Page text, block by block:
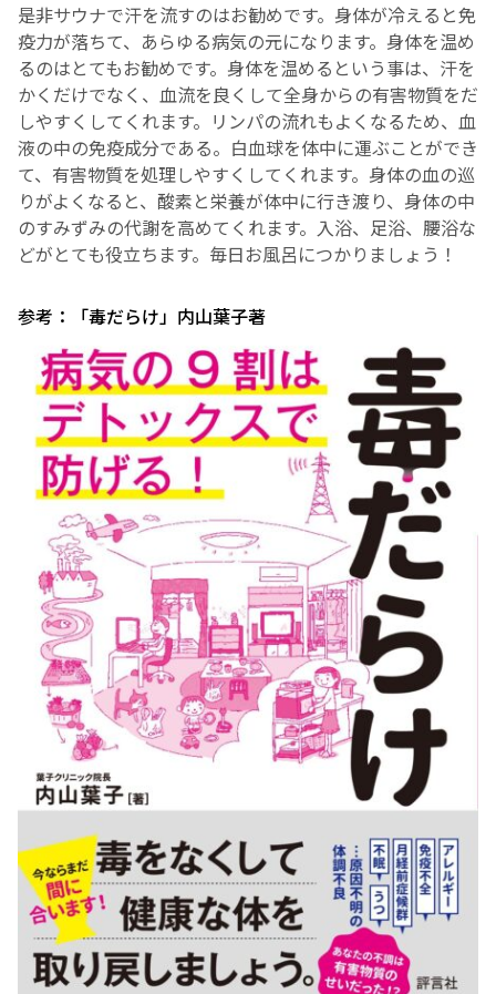
是非サウナで汗を流すのはお勧めです。身体が冷えると免
疫力が落ちて、あらゆる病気の元になります。身体を温め
るのはとてもお勧めです。身体を温めるという事は、汗を
かくだけでなく、血流を良くして全身からの有害物質をだ
しやすくしてくれます。リンパの流れもよくなるため、血
液の中の免疫成分である。白血球を体中に運ぶことができ
て、有害物質を処理しやすくしてくれます。身体の血の巡
りがよくなると、酸素と栄養が体中に行き渡り、身体の中
のすみずみの代謝を高めてくれます。入浴、足浴、腰浴な
どがとても役立ちます。毎日お風呂につかりましょう！
参考：「毒だらけ」内山葉子著